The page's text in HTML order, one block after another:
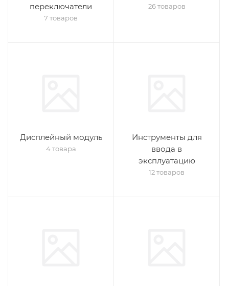
переключатели
7 товаров
26 товаров
Дисплейный модуль
4 товара
Инструменты для
ввода в
эксплуатацию
12 товаров